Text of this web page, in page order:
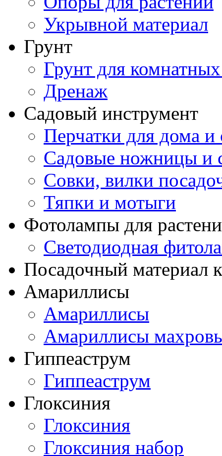
Укрывной материал
Грунт
Грунт для
Дренаж
Садовый инструмент
Перчатки для дома и
Садовые ножницы и
Совки, вилки
Тяпки и мотыги
Фотолампы для
Светодиодная
Посадочный материал
Амариллисы
Амариллисы
Амариллисы
Гиппеаструм
Гиппеаструм
Глоксиния
Глоксиния
Глоксиния набор